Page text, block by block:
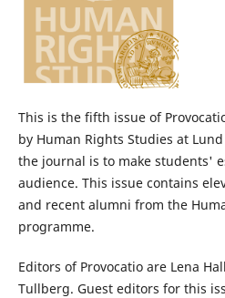
This is the fifth issue of
by Human Rights Studies at
the journal is to make students'
audience. This issue contains
and recent alumni from the
programme.
Editors of Provocatio are Lena
Tullberg. Guest editors for this